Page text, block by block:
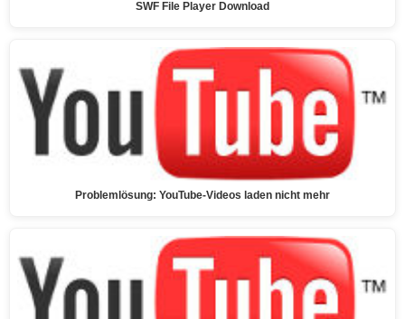
SWF File Player Download
Problemlösung: YouTube-Videos laden nicht mehr